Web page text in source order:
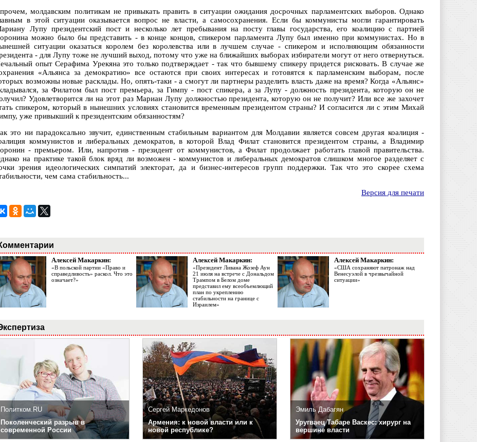
молдавским политикам не привыкать править в ситуации ожидания досрочных парламентских выборов. Однако
в этой ситуации оказывается вопрос не власти, а самосохранения. Если бы коммунисты могли гарантировать
Лупу президентский пост и несколько лет пребывания на посту главы государства, его коалицию с партией
можно было бы представить - в конце концов, спикером парламента Лупу был именно при коммунистах. Но в
ситуации оказаться королем без королевства или в лучшем случае - спикером и исполняющим обязанности
- для Лупу тоже не лучший выход, потому что уже на ближайших выборах избиратели могут от него отвернуться.
опыт Серафима Урекяна это только подтверждает - так что бывшему спикеру придется рисковать. В случае же
«Альянса за демократию» все остаются при своих интересах и готовятся к парламенским выборам, после
возможны новые расклады. Но, опять-таки - а смогут ли партнеры разделить власть даже на время? Когда «Альянс»
за Филатом был пост премьера, за Гимпу - пост спикера, а за Лупу - должность президента, которую он не
Удовлетворится ли на этот раз Мариан Лупу должностью президента, которую он не получит? Или все же захочет
спикером, который в нынешних условиях становится временным президентом страны? И согласится ли с этим Михай
уже привыкший к президентским обязанностям?
это ни парадоксально звучит, единственным стабильным вариантом для Молдавии является совсем другая коалиция -
коммунистов и либеральных демократов, в которой Влад Филат становится президентом страны, а Владимир
- премьером. Или, напротив - президент от коммунистов, а Филат продолжает работать главой правительства.
на практике такой блок вряд ли возможен - коммунистов и либеральных демократов слишком многое разделяет с
зрения идеологических симпатий электорат, да и бизнес-интересов групп поддержки. Так что это скорее схема
чем сама стабильность...
Версия для печати
Алексей Макаркин:
«В польской партии «Право и
справедливость» раскол. Что это
означает?»
Алексей Макаркин:
«Президент Ливана Жозеф Аун
21 июля на встрече с Дональдом
Трампом в Белом доме
представил ему всеобъемлющий
план по укреплению
стабильности на границе с
Израилем»
Алексей Макаркин:
«США сохраняют патронаж над
Венесуэлой в чрезвычайной
ситуации»
Политком.RU
Поколенческий разрыв в
современной России
Сергей Маркедонов
Армения: к новой власти или к
новой республике?
Эмиль Дабагян
Уругваец Табаре Васкес: хирург на
вершине власти